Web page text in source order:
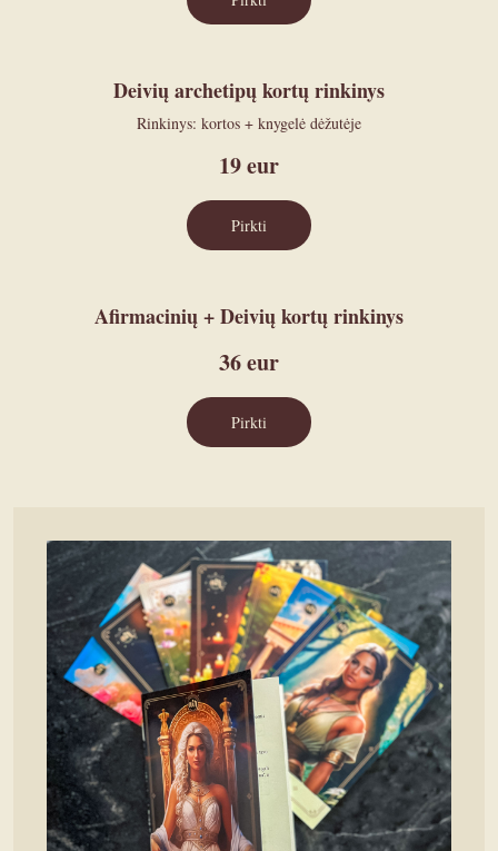
Deivių archetipų kortų rinkinys
Rinkinys: kortos + knygelė dėžutėje
19eur
Pirkti
Afirmacinių + Deivių kortų rinkinys
36eur
Pirkti